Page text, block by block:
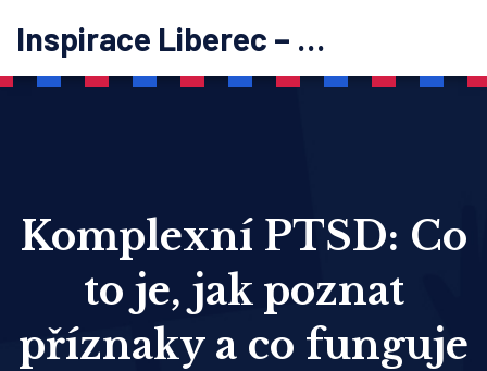
Inspirace Liberec – psychoterapie
Komplexní PTSD: Co
to je, jak poznat
příznaky a co funguje